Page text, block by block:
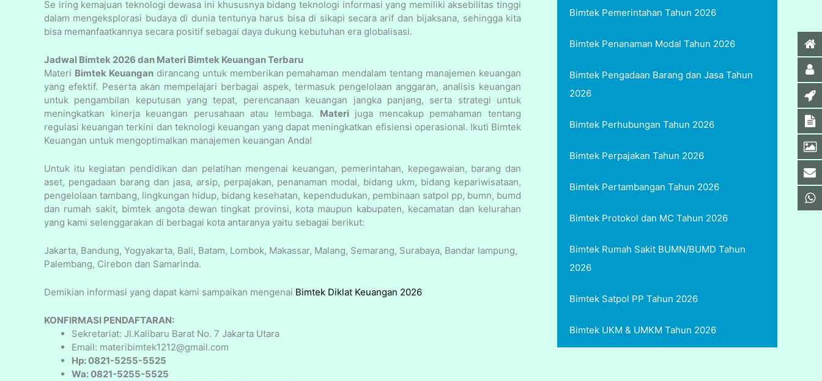
Se iring kemajuan teknologi dewasa ini khususnya bidang teknologi informasi yang memiliki aksebilitas tinggi
dalam mengeksplorasi budaya di dunia tentunya harus bisa di sikapi secara arif dan bijaksana, sehingga kita
bisa memanfaatkannya secara positif sebagai daya dukung kebutuhan era globalisasi.
Jadwal Bimtek 2026 dan Materi Bimtek Keuangan Terbaru
Materi Bimtek Keuangandirancang untuk memberikan pemahaman mendalam tentang manajemen keuangan
yang efektif. Peserta akan mempelajari berbagai aspek, termasuk pengelolaan anggaran, analisis keuangan
untuk pengambilan keputusan yang tepat, perencanaan keuangan jangka panjang, serta strategi untuk
meningkatkan kinerja keuangan perusahaan atau lembaga. Materi juga mencakup pemahaman tentang
regulasi keuangan terkini dan teknologi keuangan yang dapat meningkatkan efisiensi operasional. Ikuti Bimtek
Keuangan untuk mengoptimalkan manajemen keuangan Anda!
Untuk itu kegiatan pendidikan dan pelatihan mengenai keuangan, pemerintahan, kepegawaian, barang dan
aset, pengadaan barang dan jasa, arsip, perpajakan, penanaman modal, bidang ukm, bidang kepariwisataan,
pengelolaan tambang, lingkungan hidup, bidang kesehatan, kependudukan, pembinaan satpol pp, bumn, bumd
dan rumah sakit, bimtek angota dewan tingkat provinsi, kota maupun kabupaten, kecamatan dan kelurahan
yang kami selenggarakan di berbagai kota antaranya yaitu sebagai berikut:
Jakarta, Bandung, Yogyakarta, Bali, Batam, Lombok, Makassar, Malang, Semarang, Surabaya, Bandar lampung,
Palembang, Cirebon dan Samarinda.
Demikian informasi yang dapat kami sampaikan mengenai Bimtek Diklat Keuangan 2026
KONFIRMASI PENDAFTARAN:
Sekretariat: Jl.Kalibaru Barat No. 7 Jakarta Utara
Email: materibimtek1212@gmail.com
Hp: 0821-5255-5525
Wa: 0821-5255-5525
Bimtek Pemerintahan Tahun 2026
Bimtek Penanaman Modal Tahun 2026
Bimtek Pengadaan Barang dan Jasa Tahun
2026
Bimtek Perhubungan Tahun 2026
Bimtek Perpajakan Tahun 2026
Bimtek Pertambangan Tahun 2026
Bimtek Protokol dan MC Tahun 2026
Bimtek Rumah Sakit BUMN/BUMD Tahun
2026
Bimtek Satpol PP Tahun 2026
Bimtek UKM & UMKM Tahun 2026